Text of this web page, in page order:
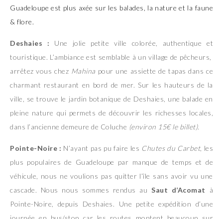
Guadeloupe est plus axée sur les balades, la nature et la faune
& flore.
Deshaies : Une jolie petite ville colorée, authentique et
touristique. L’ambiance est semblable à un village de pêcheurs,
arrêtez vous chez Mahina pour une assiette de tapas dans ce
charmant restaurant en bord de mer. Sur les hauteurs de la
ville, se trouve le jardin botanique de Deshaies, une balade en
pleine nature qui permets de découvrir les richesses locales,
dans l’ancienne demeure de Coluche (environ 15€ le billet).
Pointe-Noire : N’ayant pas pu faire les Chutes du Carbet, les
plus populaires de Guadeloupe par manque de temps et de
véhicule, nous ne voulions pas quitter l’île sans avoir vu une
cascade. Nous nous sommes rendus auSaut d’Acomat
à
Pointe-Noire, depuis Deshaies. Une petite expédition d’une